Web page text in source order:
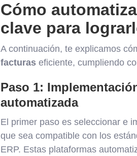
Cómo
clave para
A continuación, te explicamos
facturaseficiente, cumpliendo
Paso 1:
automatizada
El primer paso es seleccionar e
que sea compatible con los
ERP. Estas plataformas